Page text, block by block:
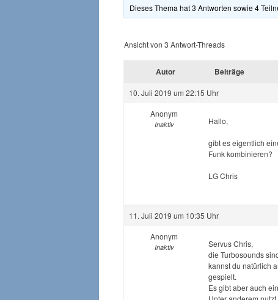
Dieses Thema hat 3 Antworten sowie 4
Ansicht von 3 Antwort-Threads
Autor Beiträge
10. Juli 2019 um 22:15 Uhr
Anonym
Inaktiv Hallo,
gibt es eigentlich
Funk kombinieren?
LG Chris
11. Juli 2019 um 10:35 Uhr
Anonym
Inaktiv
Servus Chris,
die Turbosounds
kannst du natürlich
gespielt.
Es gibt aber auch